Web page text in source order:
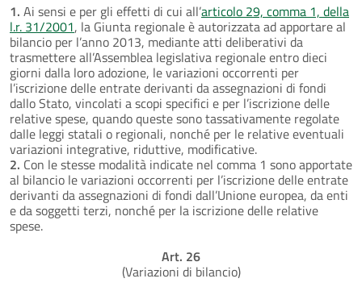
1. Ai sensi e per gli effetti di cui all’articolo 29, comma 1, della
l.r. 31/2001, la Giunta regionale è autorizzata ad apportare al
bilancio per l’anno 2013, mediante atti deliberativi da
trasmettere all’Assemblea legislativa regionale entro dieci
giorni dalla loro adozione, le variazioni occorrenti per
l’iscrizione delle entrate derivanti da assegnazioni di fondi
dallo Stato, vincolati a scopi specifici e per l’iscrizione delle
relative spese, quando queste sono tassativamente regolate
dalle leggi statali o regionali, nonché per le relative eventuali
variazioni integrative, riduttive, modificative.
2. Con le stesse modalità indicate nel comma 1 sono apportate
al bilancio le variazioni occorrenti per l’iscrizione delle entrate
derivanti da assegnazioni di fondi dall’Unione europea, da enti
e da soggetti terzi, nonché per la iscrizione delle relative
spese.
Art. 26
(Variazioni di bilancio)